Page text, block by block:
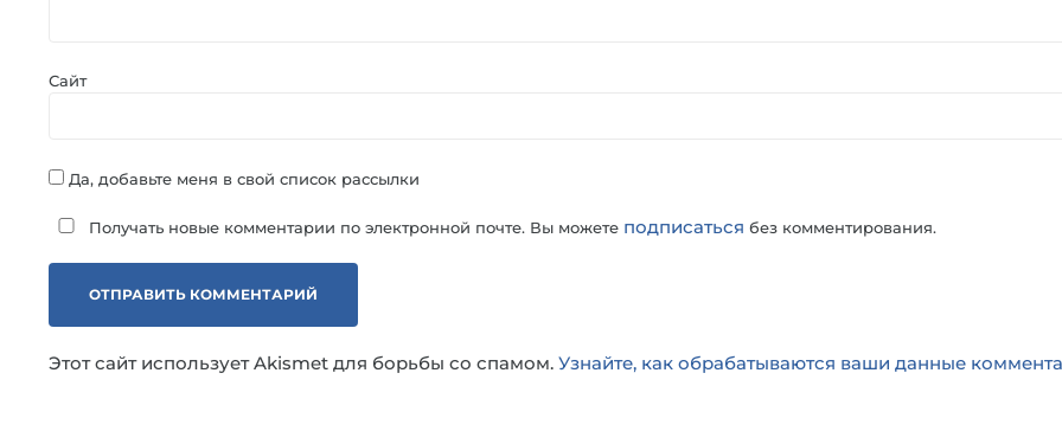
Сайт
Да, добавьте меня в свой список рассылки
Получать новые комментарии по электронной почте. Вы можете подписаться без комментирования.
Этот сайт использует Akismet для борьбы со спамом. Узнайте, как обрабатываются ваши данные